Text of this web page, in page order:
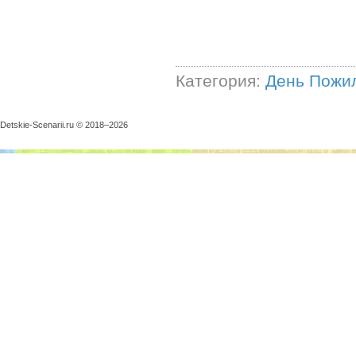
Категория: День
Detskie-Scenarii.ru © 2018–2026